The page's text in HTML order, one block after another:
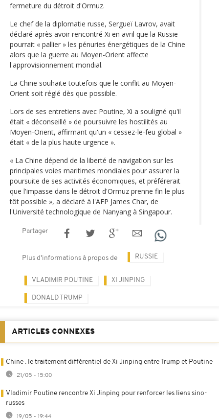
fermeture du détroit d'Ormuz.
Le chef de la diplomatie russe, Sergueï Lavrov, avait
déclaré après avoir rencontré Xi en avril que la Russie
pourrait « pallier » les pénuries énergétiques de la Chine
alors que la guerre au Moyen-Orient affecte
l'approvisionnement mondial.
La Chine souhaite toutefois que le conflit au Moyen-
Orient soit réglé dès que possible.
Lors de ses entretiens avec Poutine, Xi a souligné qu'il
était « déconseillé » de poursuivre les hostilités au
Moyen-Orient, affirmant qu'un « cessez-le-feu global »
était « de la plus haute urgence ».
« La Chine dépend de la liberté de navigation sur les
principales voies maritimes mondiales pour assurer la
poursuite de ses activités économiques, et préférerait
que l'impasse dans le détroit d'Ormuz prenne fin le plus
tôt possible », a déclaré à l'AFP James Char, de
l'Université technologique de Nanyang à Singapour.
Partager
Plus d'informations à propos de RUSSIE
VLADIMIR POUTINE XI JINPING
DONALD TRUMP
ARTICLES CONNEXES
Chine : le traitement différentiel de Xi Jinping entre Trump et Poutine
21/05 - 15:00
Vladimir Poutine rencontre Xi Jinping pour renforcer les liens sino-
russes
19/05 - 19:44